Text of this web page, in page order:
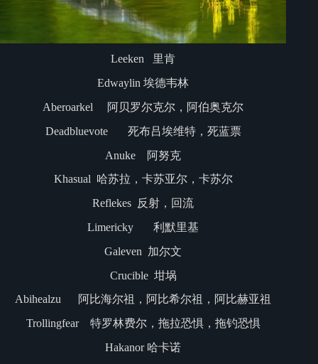
Leeken 里肯
Edwaylin 埃德韦林
Aberoarkel 阿贝罗尔克尔，阿伯奥克尔
Deadbluevote 死布吕埃维特，死蓝票
Anuke 阿努克
Khasual 哈苏拉，卡苏亚尔，卡苏尔
Reflekes 反射，回流
Limericky 利默里基
Galeven 加尔文
Crucible 坩埚
Abihealzu 阿比海尔祖，阿比希尔祖，阿比赫亚祖
Trollingfear 特罗林费尔，拖拉恐惧，拖钓恐惧
Hakanor 哈卡诺